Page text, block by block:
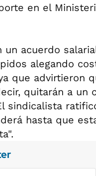
en el
un acuerdo
alegando
que advirtieron
quitarán a un
sindicalista
hasta que